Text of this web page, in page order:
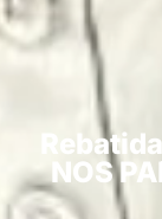
NOS